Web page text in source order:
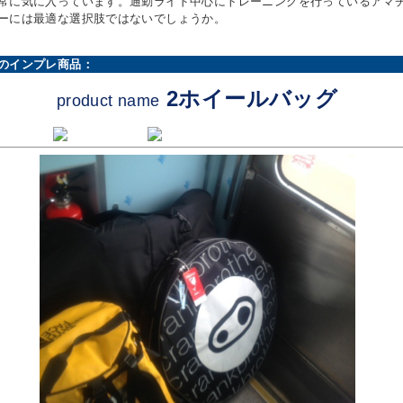
には最適な選択肢ではないでしょうか。
インプレ商品：
product name 2ホイールバッグ